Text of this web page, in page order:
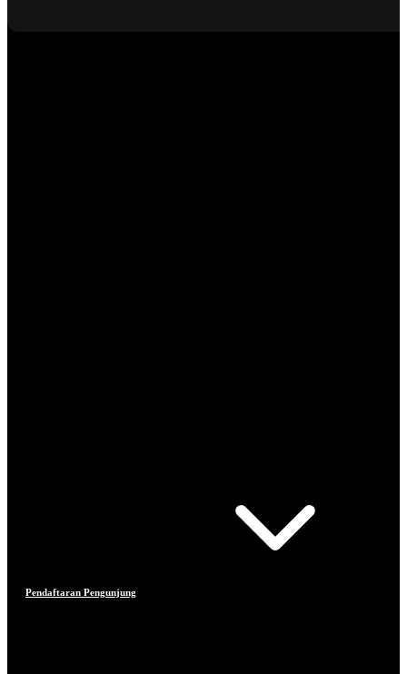
Pendaftaran Pengunjung